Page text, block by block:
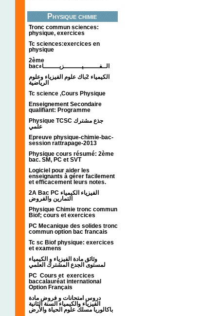
Physique chimie
Tronc commun sciences:
physique, exercices
Tc sciences:exercices en
physique
2ème
bacالــفــــــــيـــــــــزيــــــــاء
الكيمياء 2باك علوم الفيزياء وعلوم
الرياضية
Tc science ,Cours Physique
Enseignement Secondaire
qualifiant: Programme
Physique TCSC جذع مشترك
علمي
Epreuve physique-chimie-bac-
session rattrapage-2013
Physique cours résumé: 2ème
bac. SM, PC et SVT
Logiciel pour aider les
enseignants à gérer facilement
et efficacement leurs notes.
2A Bac PC الفيزياء الكيمياء
التمارين والفروض
Physique Chimie tronc commun
Biof; cours et exercices
PC Mecanique des solides tronc
commun option bac francais
Tc sc Biof physique: exercices
et examens
وثائق مادة الفيزياء و الكيمياء
PC Cours et exercices
baccalauréat international
Option Français
دروس امتحانات و فروض مادة
الفيزياء والكيمياء السنة الثانية
باكالوريا مسلك علوم الحياة والأرض